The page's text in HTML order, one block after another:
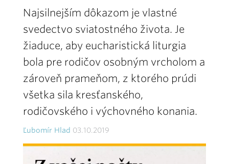
Najsilnejším dôkazom je vlastné
svedectvo sviatostného života. Je
žiaduce, aby eucharistická liturgia
bola pre rodičov osobným vrcholom a
zároveň prameňom, z ktorého prúdi
všetka sila kresťanského,
rodičovského i výchovného konania.
Ľubomír Hlad 03.10.2019